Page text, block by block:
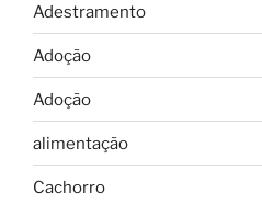
Adestramento
Adoção
Adoção
alimentação
Cachorro